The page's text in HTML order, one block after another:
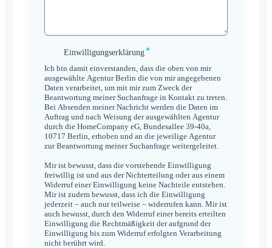
Einwilligungserklärung
Einwilligungserklärung*
Ich bin damit einverstanden, dass die oben von mir
ausgewählte Agentur Berlin die von mir angegebenen
Daten verarbeitet, um mit mir zum Zweck der
Beantwortung meiner Suchanfrage in Kontakt zu treten.
Bei Absenden meiner Nachricht werden die Daten im
Auftrag und nach Weisung der ausgewählten Agentur
durch die HomeCompany eG, Bundesallee 39-40a,
10717 Berlin, erhoben und an die jeweilige Agentur
zur Beantwortung meiner Suchanfrage weitergeleitet.
Mir ist bewusst, dass die vorstehende Einwilligung
freiwillig ist und aus der Nichterteilung oder aus einem
Widerruf einer Einwilligung keine Nachteile entstehen.
Mir ist zudem bewusst, dass ich die Einwilligung
jederzeit – auch nur teilweise – widerrufen kann. Mir ist
auch bewusst, durch den Widerruf einer bereits erteilten
Einwilligung die Rechtmäßigkeit der aufgrund der
Einwilligung bis zum Widerruf erfolgten Verarbeitung
nicht berührt wird.